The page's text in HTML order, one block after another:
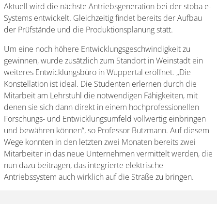
Aktuell wird die nächste Antriebsgeneration bei der stoba e-
Systems entwickelt. Gleichzeitig findet bereits der Aufbau
der Prüfstände und die Produktionsplanung statt.
Um eine noch höhere Entwicklungsgeschwindigkeit zu
gewinnen, wurde zusätzlich zum Standort in Weinstadt ein
weiteres Entwicklungsbüro in Wuppertal eröffnet. „Die
Konstellation ist ideal. Die Studenten erlernen durch die
Mitarbeit am Lehrstuhl die notwendigen Fähigkeiten, mit
denen sie sich dann direkt in einem hochprofessionellen
Forschungs- und Entwicklungsumfeld vollwertig einbringen
und bewähren können“, so Professor Butzmann. Auf diesem
Wege konnten in den letzten zwei Monaten bereits zwei
Mitarbeiter in das neue Unternehmen vermittelt werden, die
nun dazu beitragen, das integrierte elektrische
Antriebssystem auch wirklich auf die Straße zu bringen.